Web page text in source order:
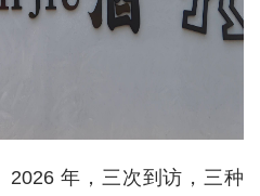
2026 年，三次到访，三种